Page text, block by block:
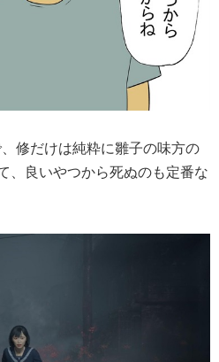
修だけは純粋に雛子の味方の
良いやつから死ぬのも定番な